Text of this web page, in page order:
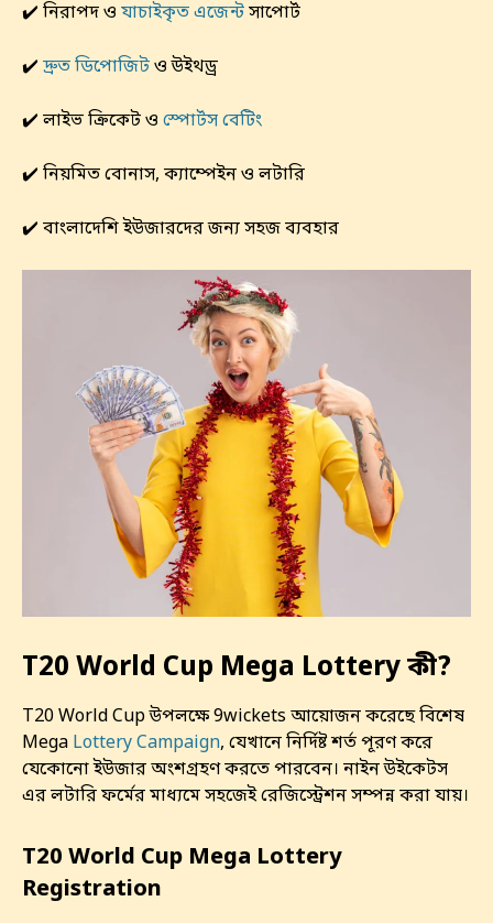
✔️ নিরাপদ ও যাচাইকৃত এজেন্টসাপোর্ট
✔️ দ্রুত ডিপোজিটও উইথড্র
✔️ লাইভ ক্রিকেট ও স্পোর্টস বেটিং
✔️ নিয়মিত বোনাস, ক্যাম্পেইন ও লটারি
✔️ বাংলাদেশি ইউজারদের জন্য সহজ ব্যবহার
T20 World Cup Mega Lottery কী?
T20 World Cup উপলক্ষে 9wickets আয়োজন করেছে বিশেষ
Mega Lottery Campaign, যেখানে নির্দিষ্ট শর্ত পূরণ করে
যেকোনো ইউজার অংশগ্রহণ করতে পারবেন। নাইন উইকেটস
এর লটারি ফর্মের মাধ্যমে সহজেই রেজিস্ট্রেশন সম্পন্ন করা যায়।
T20 World Cup Mega Lottery
Registration